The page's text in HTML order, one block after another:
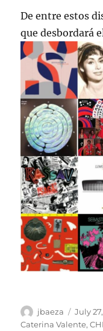
De entre estos
que desbordará
Author
jbaeza
Posted
on
July
Caterina Valente,